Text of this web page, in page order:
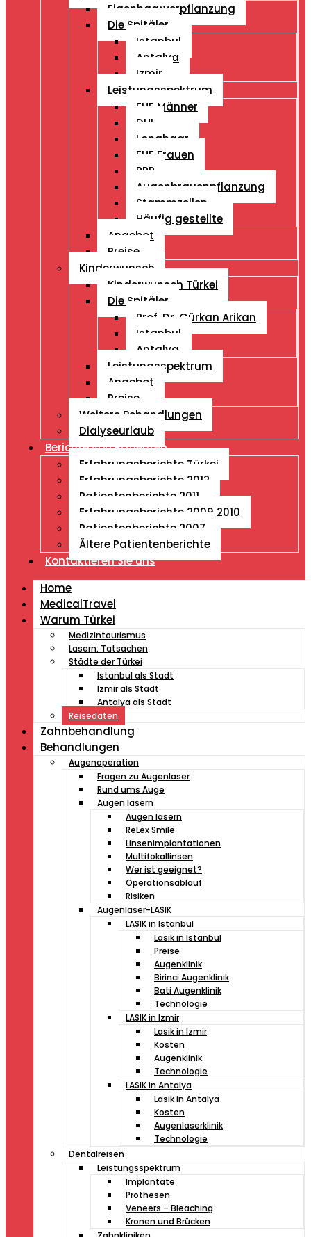
Eigenhaarverpflanzung
Die Spitäler
Istanbul
Antalya
Izmir
Leistungsspektrum
FUE Männer
DHI
Longhaar
FUE Frauen
PRP
Augenbrauenpflanzung
Stammzellen
Häufig gestellte
Angebot
Preise
Kinderwunsch
Kinderwunsch Türkei
Die Spitäler
Prof. Dr. Gürkan Arikan
Istanbul
Antalya
Leistungsspektrum
Angebot
Preise
Weitere Behandlungen
Dialyseurlaub
Berichte von Patienten
Erfahrungsberichte Türkei
Erfahrungsberichte 2012
Patientenberichte 2011
Erfahrungsberichte 2009 2010
Patientenberichte 2007
Ältere Patientenberichte
Kontaktieren Sie uns
Home
MedicalTravel
Warum Türkei
Medizintourismus
Lasern: Tatsachen
Städte der Türkei
Istanbul als Stadt
Izmir als Stadt
Antalya als Stadt
Reisedaten
Zahnbehandlung
Behandlungen
Augenoperation
Fragen zu Augenlaser
Rund ums Auge
Augen lasern
Augen lasern
ReLex Smile
Linsenimplantationen
Multifokallinsen
Wer ist geeignet?
Operationsablauf
Risiken
Augenlaser-LASIK
LASIK in Istanbul
Lasik in Istanbul
Preise
Augenklinik
Birinci Augenklinik
Bati Augenklinik
Technologie
LASIK in Izmir
Lasik in Izmir
Kosten
Augenklinik
Technologie
LASIK in Antalya
Lasik in Antalya
Kosten
Augenlaserklinik
Technologie
Dentalreisen
Leistungsspektrum
Implantate
Prothesen
Veneers – Bleaching
Kronen und Brücken